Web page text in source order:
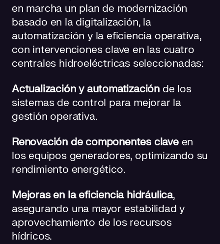
en marcha un plan de modernización
basado en la digitalización, la
automatización y la eficiencia operativa,
con intervenciones clave en las cuatro
centrales hidroeléctricas seleccionadas:
Actualización y automatización de los
sistemas de control para mejorar la
gestión operativa.
Renovación de componentes claveen
los equipos generadores, optimizando su
rendimiento energético.
Mejoras en la eficiencia hidráulica,
asegurando una mayor estabilidad y
aprovechamiento de los recursos
hídricos.